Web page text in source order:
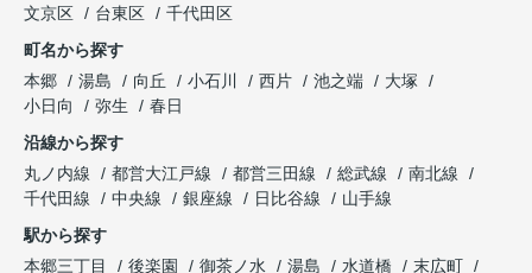
文京区
台東区
千代田区
町名から探す
本郷
湯島 向丘 小石川 西片 池之端
大塚
小日向
弥生
春日
沿線から探す
丸ノ内線
都営大江戸線 都営三田線 総武線
南北線
千代田線
中央線 銀座線 日比谷線
山手線
駅から探す
本郷三丁目
後楽園 御茶ノ水 湯島 水道橋
末広町